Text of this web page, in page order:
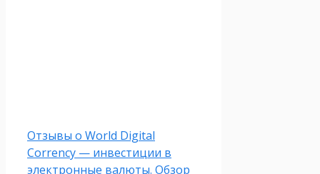
Отзывы о World Digital
Corrency — инвестиции в
электронные валюты. Обзор